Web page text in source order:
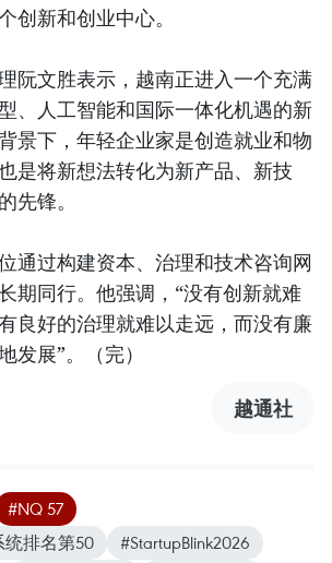
创新和创业中心。
阮文胜表示，越南正进入一个充满
、人工智能和国际一体化机遇的新
景下，年轻企业家是创造就业和物
是将新想法转化为新产品、新技
先锋。
通过构建资本、治理和技术咨询网
期同行。他强调，“没有创新就难
良好的治理就难以走远，而没有廉
发展”。（完）
越通社
#NQ 57
排名第50
#StartupBlink2026